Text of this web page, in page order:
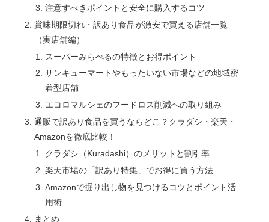
注意すべきポイントと安全に購入するコツ
賞味期限切れ・訳あり食品が激安で買える店舗一覧
（実店舗編）
スーパーみらべるの特徴とお得ポイント
サンキューマートやもったいない市場などの地域密
着型店舗
エコロマルシェのフードロス削減への取り組み
通販で訳あり食品を買うならどこ？クラダシ・楽天・
Amazonを徹底比較！
クラダシ（Kuradashi）のメリットと割引率
楽天市場の「訳あり特集」でお得に買う方法
Amazonで掘り出し物を見つけるコツとポイント活
用術
まとめ